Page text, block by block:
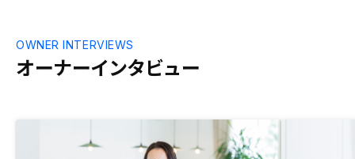
オーナーインタビュー
OWNER INTERVIEWS